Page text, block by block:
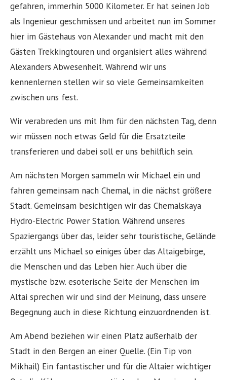
gefahren, immerhin 5000 Kilometer. Er hat seinen Job
als Ingenieur geschmissen und arbeitet nun im Sommer
hier im Gästehaus von Alexander und macht mit den
Gästen Trekkingtouren und organisiert alles während
Alexanders Abwesenheit. Während wir uns
kennenlernen stellen wir so viele Gemeinsamkeiten
zwischen uns fest.
Wir verabreden uns mit Ihm für den nächsten Tag, denn
wir müssen noch etwas Geld für die Ersatzteile
transferieren und dabei soll er uns behilflich sein.
Am nächsten Morgen sammeln wir Michael ein und
fahren gemeinsam nach Chemal, in die nächst größere
Stadt. Gemeinsam besichtigen wir das Chemalskaya
Hydro-Electric Power Station. Während unseres
Spaziergangs über das, leider sehr touristische, Gelände
erzählt uns Michael so einiges über das Altaigebirge,
die Menschen und das Leben hier. Auch über die
mystische bzw. esoterische Seite der Menschen im
Altai sprechen wir und sind der Meinung, dass unsere
Begegnung auch in diese Richtung einzuordnenden ist.
Am Abend beziehen wir einen Platz außerhalb der
Stadt in den Bergen an einer Quelle. (Ein Tip von
Mikhail) Ein fantastischer und für die Altaier wichtiger